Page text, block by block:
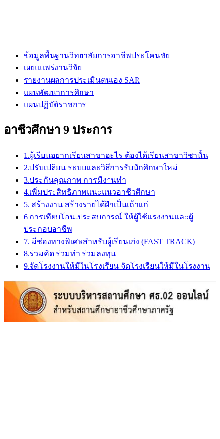
ข้อมูลพื้นฐานวิทยาลัยการอาชีพประโคนชัย
เผยแแพร่งานวิจัย
รายงานผลการประเมินตนเอง SAR
แผนพัฒนาการศึกษา
แผนปฏิบัติราชการ
อาชีวศึกษา 9 ประการ
1.ผู้เรียนอยากเรียนสาขาอะไร ต้องได้เรียนสาขาวิชานั้น
2.ปรับเปลี่ยน ระบบและวิธีการรับนักศึกษาใหม่
3.ประกันคุณภาพ การมีงานทำ
4.เพิ่มประสิทธิภาพแนะแนวอาชีวศึกษา
5. สร้างงาน สร้างรายได้ฝึกเป็นเถ้าแก่
6.การเทียบโอน-ประสบการณ์ ให้ผู้ใช้แรงงานและผู้
ประกอบอาชีพ
7. มีช่องทางพิเศษสำหรับผู้เรียนเก่ง (FAST TRACK)
8.ร่วมคิด ร่วมทำ ร่วมลงทุน
9.จัดโรงงานให้มีในโรงเรียน จัดโรงเรียนให้มีในโรงงาน